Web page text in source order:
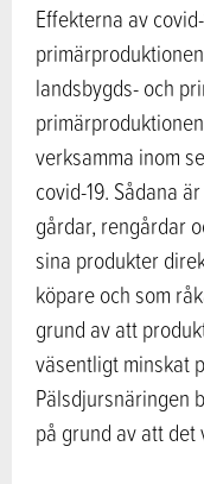
Effekterna av
landsbygds- och
verksamma inom
covid-19. Sådana
gårdar, rengårdar
sina produkter
köpare och som
grund av att
väsentligt minskat
Pälsdjursnäringen
på grund av att